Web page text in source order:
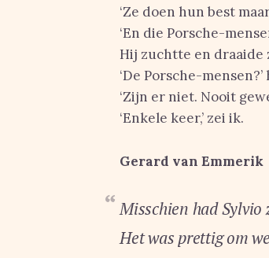
‘Ze doen hun best
‘En die Porsche-
Hij zuchtte en draaide
‘De Porsche-
‘Zijn er niet. Nooit
‘Enkele keer,’ zei ik.
Gerard van Emmerik
Misschien had
Het was prettig om